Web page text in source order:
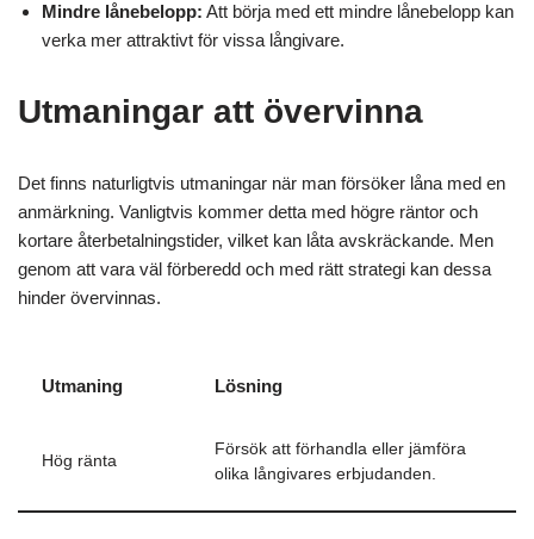
Mindre lånebelopp: Att börja med ett mindre lånebelopp kan
verka mer attraktivt för vissa långivare.
Utmaningar att övervinna
Det finns naturligtvis utmaningar när man försöker låna med en
anmärkning. Vanligtvis kommer detta med högre räntor och
kortare återbetalningstider, vilket kan låta avskräckande. Men
genom att vara väl förberedd och med rätt strategi kan dessa
hinder övervinnas.
Utmaning Lösning
Hög ränta
Försök att förhandla eller jämföra
olika långivares erbjudanden.